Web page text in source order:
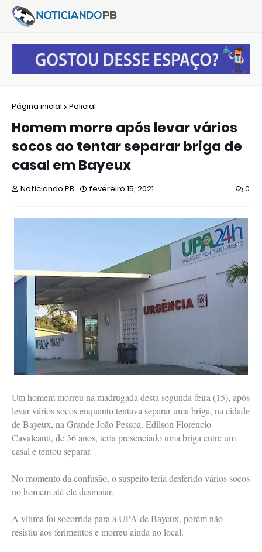
Página inicial Policial
Homem morre após levar vários
socos ao tentar separar briga de
casal em Bayeux
Noticiando PB fevereiro 15, 2021 0
Um homem morreu na madrugada desta segunda-feira (15), após
levar vários socos enquanto tentava separar uma briga, na cidade
de Bayeux, na Grande João Pessoa. Edilson Florencio
Cavalcanti, de 36 anos, teria presenciado uma briga entre um
casal e tentou separar.
No momento da confusão, o suspeito teria desferido vários socos
no homem até ele desmaiar.
A vítima foi socorrida para a UPA de Bayeux, porém não
resistiu aos ferimentos e morreu ainda no local.